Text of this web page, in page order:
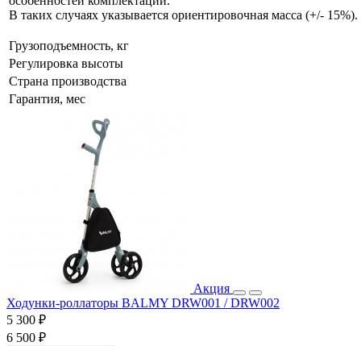
В таких случаях указывается ориентировочная масса (+/- 15%).
Грузоподъемность, кг
Регулировка высоты
Страна производства
Гарантия, мес
Акция
Ходунки-роллаторы BALMY DRW001 / DRW002
5 300 ₽
6 500 ₽